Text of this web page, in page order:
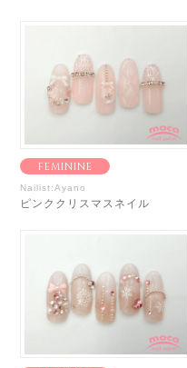
FEMININE
Nailist:Ayano
ピンククリスマスネイル